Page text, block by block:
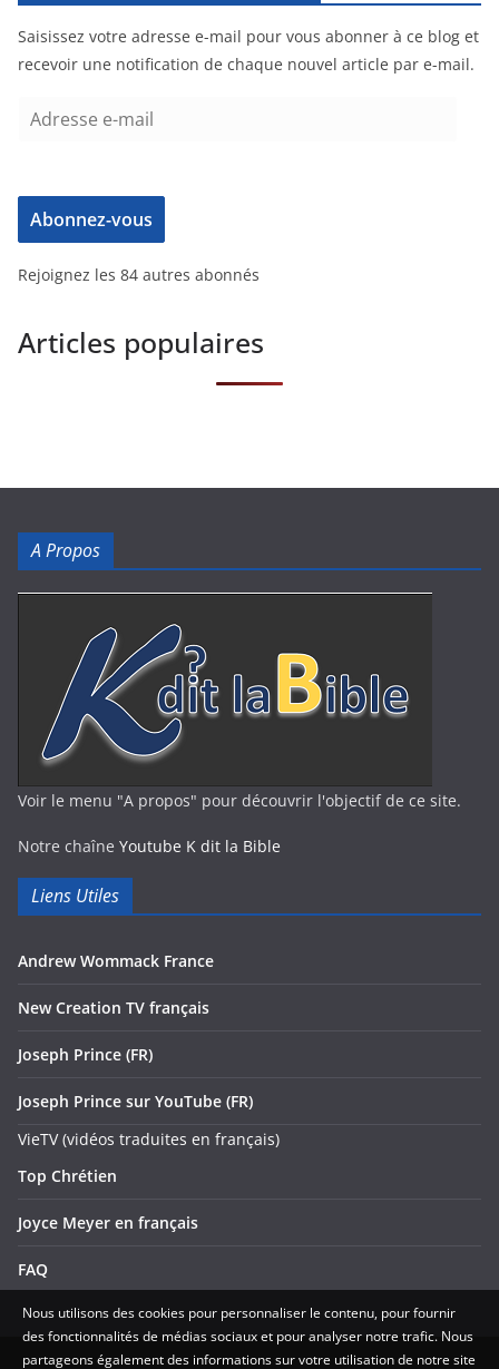
Saisissez votre adresse e-mail pour vous abonner à ce blog et
recevoir une notification de chaque nouvel article par e-mail.
Abonnez-vous
Rejoignez les 84 autres abonnés
Articles populaires
A Propos
Voir le menu "A propos" pour découvrir l'objectif de ce site.
Notre chaîne Youtube K dit la Bible
Liens Utiles
Andrew Wommack France
New Creation TV français
Joseph Prince (FR)
Joseph Prince sur YouTube (FR)
VieTV (vidéos traduites en français)
Top Chrétien
Joyce Meyer en français
FAQ
Nous utilisons des cookies pour personnaliser le contenu, pour fournir
des fonctionnalités de médias sociaux et pour analyser notre trafic. Nous
partageons également des informations sur votre utilisation de notre site